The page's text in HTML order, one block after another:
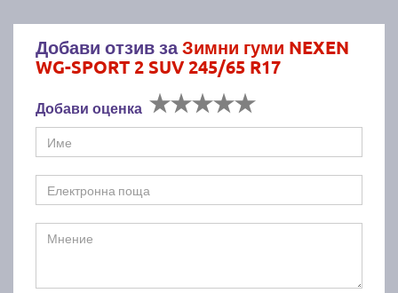
Добави отзив заЗимни гуми NEXEN
WG-SPORT 2 SUV 245/65 R17
Добави оценка